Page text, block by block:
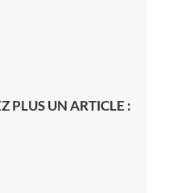
PLUS UN ARTICLE :